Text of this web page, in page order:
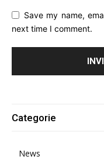
Save my name,
next time I comment.
Categorie
News